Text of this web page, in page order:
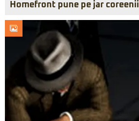
Homefront pune pe jar coreenii